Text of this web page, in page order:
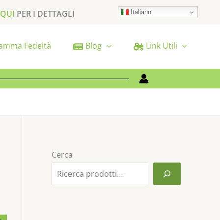
PER I DETTAGLI Italiano
Fedeltà Blog Link Utili
Cerca